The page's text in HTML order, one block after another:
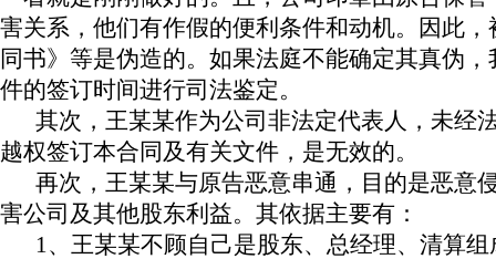
害关系，他们有作假的便利条件和动机。因此
同书》等是伪造的。如果法庭不能确定其真伪
件的签订时间进行司法鉴定。
其次，王某某作为公司非法定代表人，未经
越权签订本合同及有关文件，是无效的。
再次，王某某与原告恶意串通，目的是恶意
害公司及其他股东利益。其依据主要有：
1、王某某不顾自己是股东、总经理、清算